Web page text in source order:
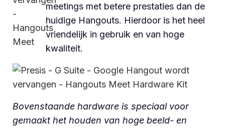
meetings met betere prestaties dan de
huidige Hangouts. Hierdoor is het heel
vriendelijk in gebruik en van hoge
kwaliteit.
Bovenstaande hardware is speciaal voor
gemaakt het houden van hoge beeld- en